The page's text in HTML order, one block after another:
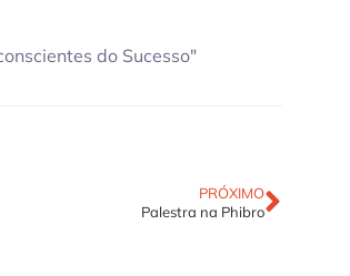
do Sucesso"
PRÓXIMO
Palestra na Phibro